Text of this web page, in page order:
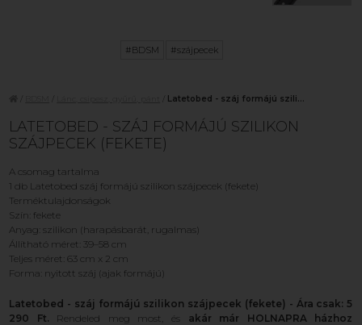
#BDSM #szájpecek
Latetobed - száj formájú szili...
LATETOBED - SZÁJ FORMÁJÚ SZILIKON
SZÁJPECEK (FEKETE)
A csomag tartalma
1 db Latetobed száj formájú szilikon szájpecek (fekete)
Terméktulajdonságok
Szín: fekete
Anyag: szilikon (harapásbarát, rugalmas)
Állítható méret: 39–58 cm
Teljes méret: 63 cm x 2 cm
Forma: nyitott száj (ajak formájú)
Latetobed - száj formájú szilikon szájpecek (fekete) - Ára csak: 5
290 Ft. Rendeled meg most, és akár már HOLNAPRA házhoz